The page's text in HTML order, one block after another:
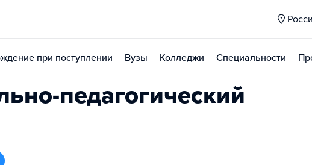
при поступлении Вузы Колледжи Специальности
педагогический